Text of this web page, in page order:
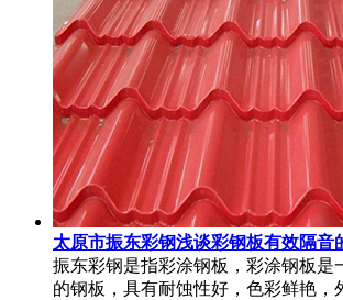
太原市振东彩钢浅谈彩钢板有效隔音
振东彩钢是指彩涂钢板，彩涂钢板是
的钢板，具有耐蚀性好，色彩鲜艳，